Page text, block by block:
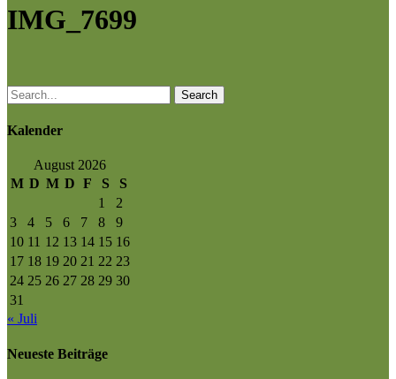
IMG_7699
Search
Kalender
August 2026
M D M D F S
S
1
2
3
4 5 6 7 8
9
10 11 12 13 14 15 16
17 18 19 20 21 22 23
24 25 26 27 28 29 30
31
« Juli
Neueste Beiträge